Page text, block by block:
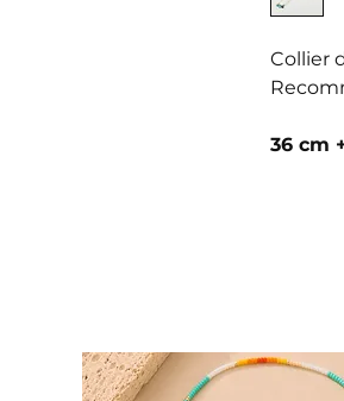
Collier
36 cm